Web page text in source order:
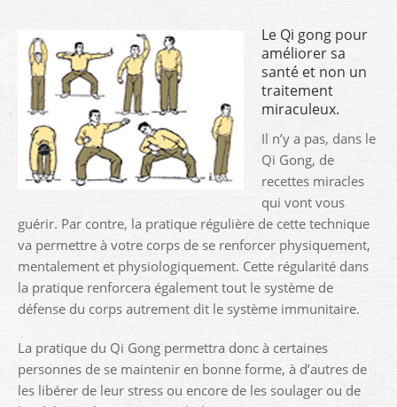
Le Qi gong pour
améliorer sa
santé et non un
traitement
miraculeux.
Il n’y a pas, dans le
Qi Gong, de
recettes miracles
qui vont vous
guérir. Par contre, la pratique régulière de cette technique
va permettre à votre corps de se renforcer physiquement,
mentalement et physiologiquement. Cette régularité dans
la pratique renforcera également tout le système de
défense du corps autrement dit le système immunitaire.
La pratique du Qi Gong permettra donc à certaines
personnes de se maintenir en bonne forme, à d’autres de
les libérer de leur stress ou encore de les soulager ou de